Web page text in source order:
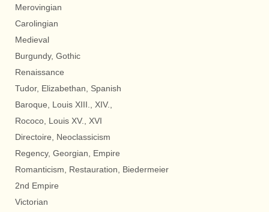
Merovingian
Carolingian
Medieval
Burgundy, Gothic
Renaissance
Tudor, Elizabethan, Spanish
Baroque, Louis XIII., XIV.,
Rococo, Louis XV., XVI
Directoire, Neoclassicism
Regency, Georgian, Empire
Romanticism, Restauration, Biedermeier
2nd Empire
Victorian